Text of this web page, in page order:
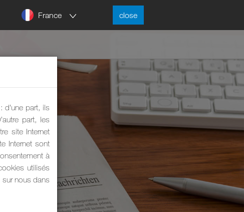
France close
part, ils
part, les
site Internet
Internet sont
à
utilisés
nous dans